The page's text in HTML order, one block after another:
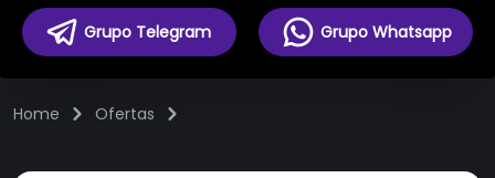
Grupo Telegram Grupo Whatsapp
Home Ofertas